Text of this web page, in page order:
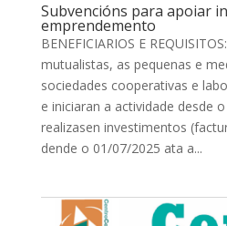
Subvencións para apoiar
emprendemento
BENEFICIARIOS E
mutualistas, as pequenas e
sociedades cooperativas e
e iniciaran a actividade desde
realizasen investimentos
dende o 01/07/2025 ata a...